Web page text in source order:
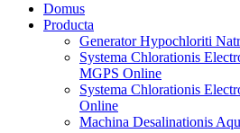
Domus
Producta
Generator Hypochloriti
Systema Chlorationis
MGPS Online
Systema Chlorationis
Online
Machina Desalinationis